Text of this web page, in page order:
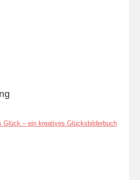
Glück – ein kreatives Glücksbilderbuch